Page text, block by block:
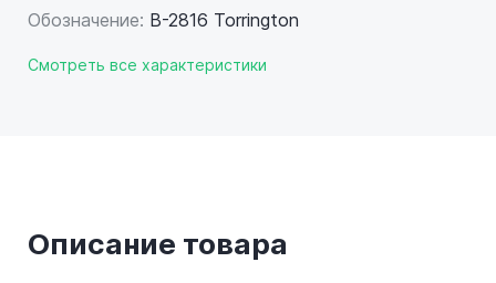
Обозначение: B-2816 Torrington
Смотреть все характеристики
Описание товара